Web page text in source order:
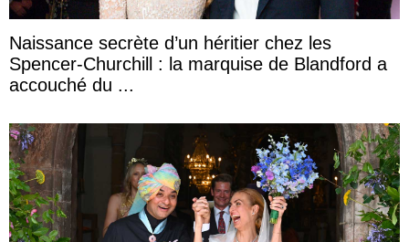
Naissance secrète d’un héritier chez les
Spencer-Churchill : la marquise de Blandford a
accouché du ...